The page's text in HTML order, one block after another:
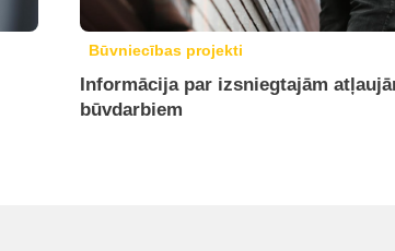
Būvniecības projekti
Informācija par izsniegtajām
būvdarbiem